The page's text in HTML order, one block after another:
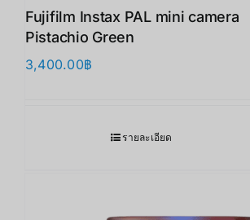
Fujifilm Instax PAL mini camera
Pistachio Green
3,400.00฿
รายละเอียด